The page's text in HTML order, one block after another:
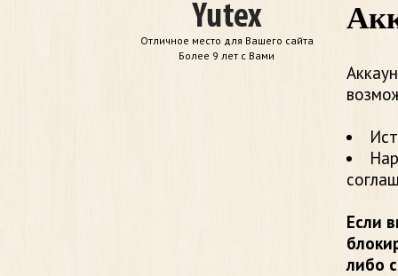
Отличное место для Вашего сайта
Более 9 лет с Вами
Если
либо